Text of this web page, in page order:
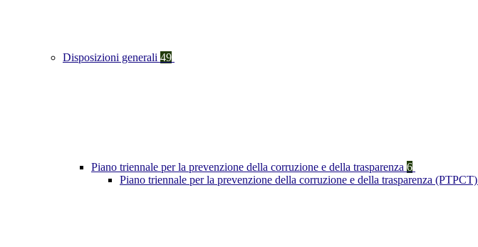
Disposizioni generali 49
Piano triennale per la prevenzione della corruzione e della trasparenza 6
Piano triennale per la prevenzione della corruzione e della trasparenza (PTPCT)